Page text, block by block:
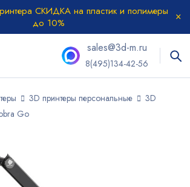
СКИДКА на пластик и полимеры
до 10%
sales@3d-m.ru
8(495)134-42-56
3D принтеры персональные
3D
Go